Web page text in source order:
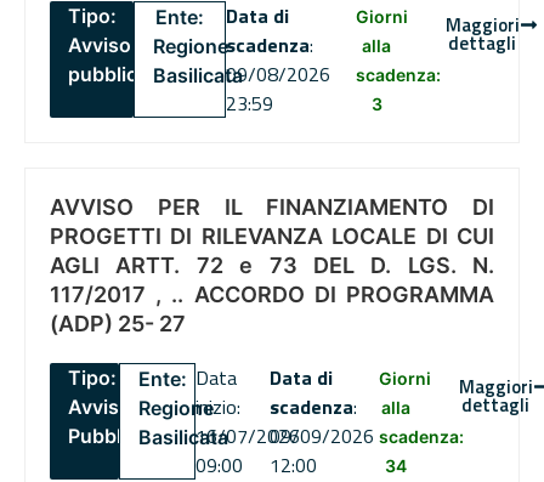
Tipo:
Avviso
pubblico
Ente:
Regione
Basilicata
Data di
scadenza:
09/08/2026
23:59
Giorni
alla
scadenza:
3
Maggiori
dettagli
AVVISO PER IL FINANZIAMENTO DI
PROGETTI DI RILEVANZA LOCALE DI CUI
AGLI ARTT. 72 e 73 DEL D. LGS. N.
117/2017 , .. ACCORDO DI PROGRAMMA
(ADP) 25- 27
Tipo:
Avviso
Pubblico
Ente:
Regione
Basilicata
Data
inizio:
16/07/2026
09:00
Data di
scadenza:
09/09/2026
12:00
Giorni
alla
scadenza:
34
Maggiori
dettagli